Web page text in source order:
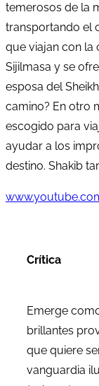
temerosos de la
transportando el
que viajan con la
Sijilmasa y se
esposa del
camino? En otro
escogido para
ayudar a los
destino. Shakib
Crítica
Emerge
brillantes
que quiere
vanguardia